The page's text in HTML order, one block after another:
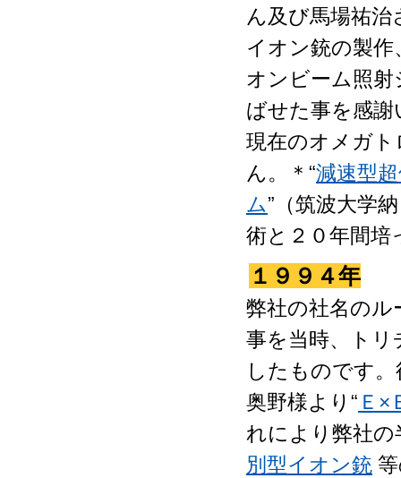
ん及び馬場祐
イオン銃の製
オンビーム照射
ばせた事を感
現在のオメガ
ん。＊“減速型
ム”（筑波大学
術と２０年間培
１９９４年
弊社の社名のル
事を当時、トリ
したものです
奥野様より“ Ｅ×
れにより弊社
別型イオン銃